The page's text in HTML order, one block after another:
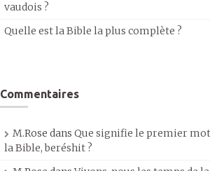
vaudois ?
Quelle est la Bible la plus complète ?
Commentaires
M.Rose dans Que signifie le premier mot
la Bible, beréshit ?